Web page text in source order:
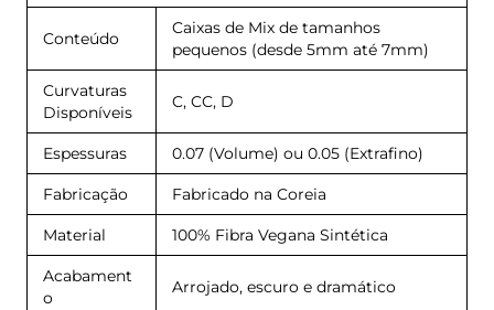
Conteúdo
Caixas de Mix de tamanhos
pequenos (desde 5mm até 7mm)
Curvaturas
Disponíveis
C, CC, D
Espessuras 0.07 (Volume) ou 0.05 (Extrafino)
Fabricação Fabricado na Coreia
Material 100% Fibra Vegana Sintética
Acabament
o
Arrojado, escuro e dramático